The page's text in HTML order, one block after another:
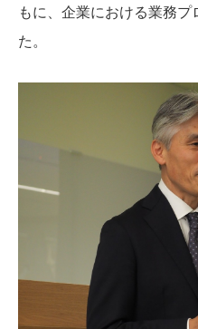
もに、企業における業務
た。